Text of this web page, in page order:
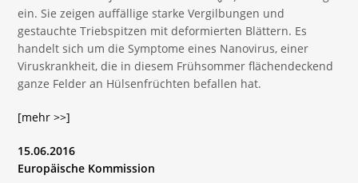
ein. Sie zeigen auffällige starke Vergilbungen und
gestauchte Triebspitzen mit deformierten Blättern. Es
handelt sich um die Symptome eines Nanovirus, einer
Viruskrankheit, die in diesem Frühsommer flächendeckend
ganze Felder an Hülsenfrüchten befallen hat.
[mehr >>]
15.06.2016
Europäische Kommission